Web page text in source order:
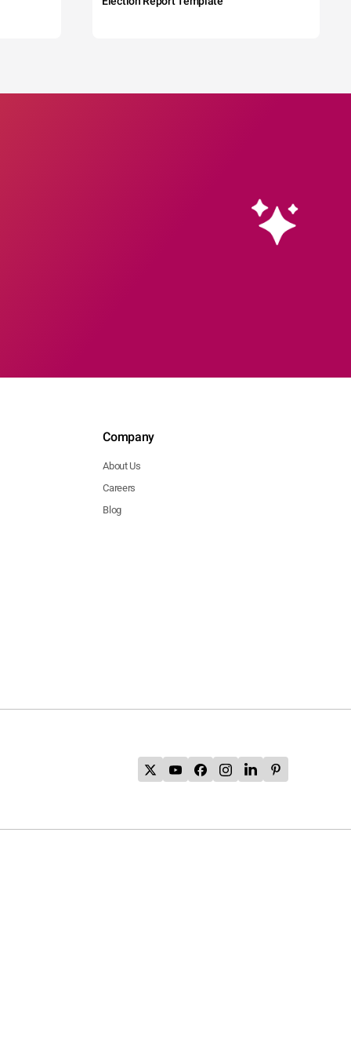
Company
About Us
Careers
Blog